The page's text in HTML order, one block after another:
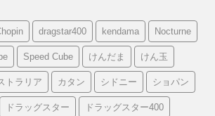
dragstar400 kendama Nocturne
Speed Cube けんだま けん玉
トラリア カタン シドニー ショパン
ドラッグスター ドラッグスター400